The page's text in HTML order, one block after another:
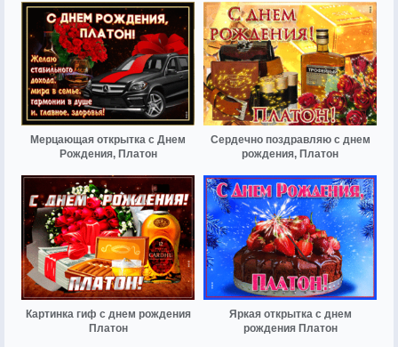
Мерцающая открытка с Днем
Рождения, Платон
Сердечно поздравляю с днем
рождения, Платон
Картинка гиф с днем рождения
Платон
Яркая открытка с днем
рождения Платон